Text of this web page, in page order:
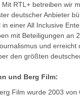
Mit RTL+ betreiben wir
deutscher Anbieter
in einer All Inclusive
mit Beteiligungen an
und
den größten
und Berg Film:
Film wurde 2003